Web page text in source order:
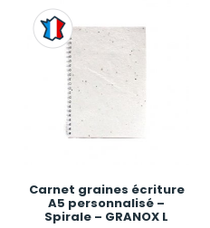
Carnet graines écriture
A5 personnalisé –
Spirale – GRANOX L